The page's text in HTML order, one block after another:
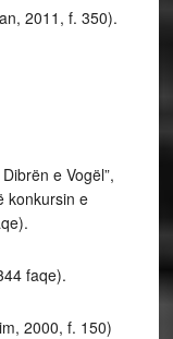
2011, f. 350).
e Vogël”,
konkursin e
faqe).
2000, f. 150)